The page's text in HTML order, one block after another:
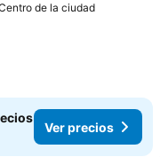
de la ciudad
Ver precios